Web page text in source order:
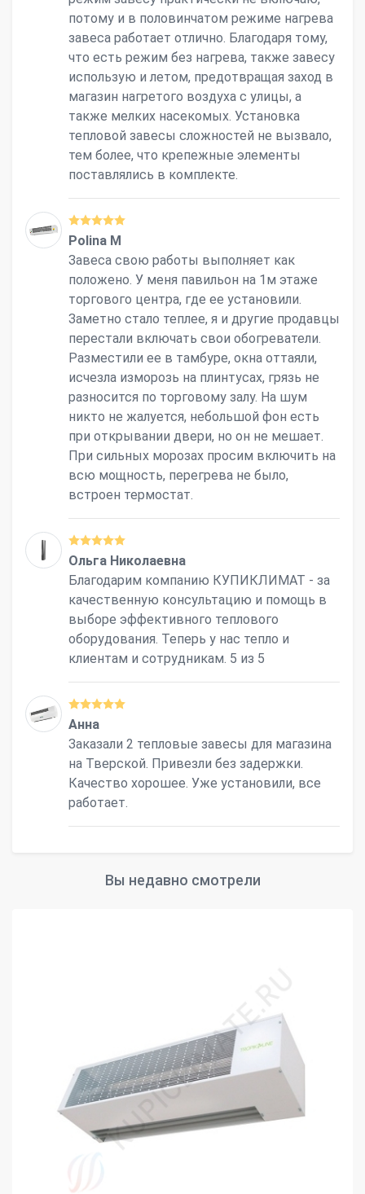
потому и в половинчатом режиме нагрева
завеса работает отлично. Благодаря тому,
что есть режим без нагрева, также завесу
использую и летом, предотвращая заход в
магазин нагретого воздуха с улицы, а
также мелких насекомых. Установка
тепловой завесы сложностей не вызвало,
тем более, что крепежные элементы
поставлялись в комплекте.
Polina M
Завеса свою работы выполняет как
положено. У меня павильон на 1м этаже
торгового центра, где ее установили.
Заметно стало теплее, я и другие продавцы
перестали включать свои обогреватели.
Разместили ее в тамбуре, окна оттаяли,
исчезла изморозь на плинтусах, грязь не
разносится по торговому залу. На шум
никто не жалуется, небольшой фон есть
при открывании двери, но он не мешает.
При сильных морозах просим включить на
всю мощность, перегрева не было,
встроен термостат.
Ольга Николаевна
Благодарим компанию КУПИКЛИМАТ - за
качественную консультацию и помощь в
выборе эффективного теплового
оборудования. Теперь у нас тепло и
клиентам и сотрудникам. 5 из 5
Анна
Заказали 2 тепловые завесы для магазина
на Тверской. Привезли без задержки.
Качество хорошее. Уже установили, все
работает.
Вы недавно смотрели